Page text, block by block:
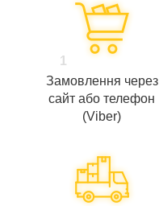
1
Замовлення через
сайт або телефон
(Viber)